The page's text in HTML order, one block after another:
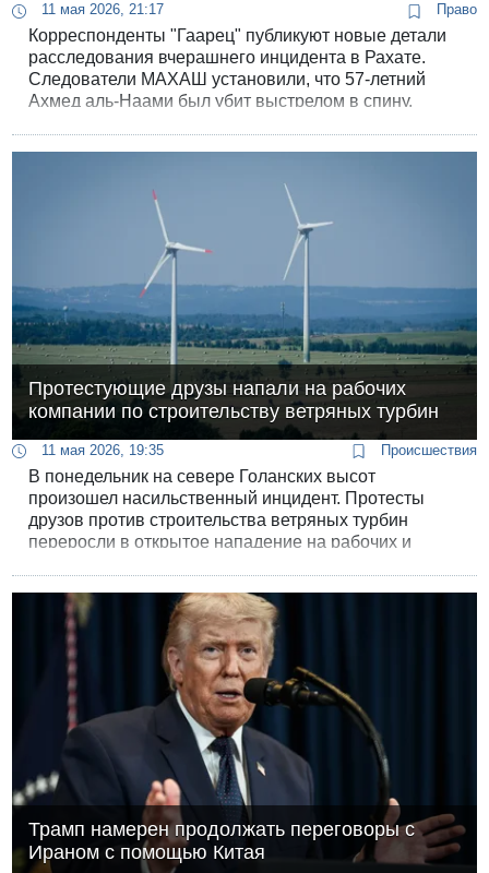
11 мая 2026, 21:17 Право
Корреспонденты "Гаарец" публикуют новые детали
расследования вчерашнего инцидента в Рахате.
Следователи МАХАШ установили, что 57-летний
Ахмед аль-Наами был убит выстрелом в спину.
Протестующие друзы напали на рабочих
компании по строительству ветряных турбин
11 мая 2026, 19:35 Происшествия
В понедельник на севере Голанских высот
произошел насильственный инцидент. Протесты
друзов против строительства ветряных турбин
переросли в открытое нападение на рабочих и
Трамп намерен продолжать переговоры с
Ираном с помощью Китая